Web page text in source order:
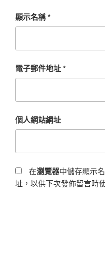
顯示名稱*
電子郵件地址*
個人網站網址
在瀏覽器中儲存顯示
址，以供下次發佈留言時